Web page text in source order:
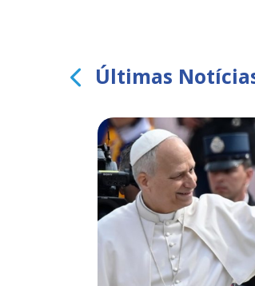
Últimas